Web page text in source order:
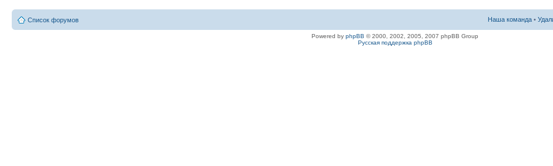
Список форумов Наша команда •
Powered by phpBB © 2000, 2002, 2005, 2007 phpBB Group
Русская поддержка phpBB